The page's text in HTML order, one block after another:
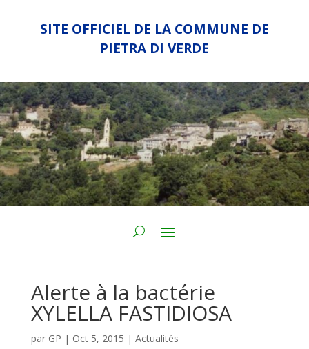
SITE OFFICIEL DE LA COMMUNE DE
PIETRA DI VERDE
Alerte à la bactérie
XYLELLA FASTIDIOSA
par GP | Oct 5, 2015 | Actualités